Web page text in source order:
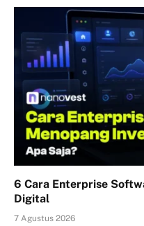
6 Cara Enterprise
Digital
7 Agustus 2026